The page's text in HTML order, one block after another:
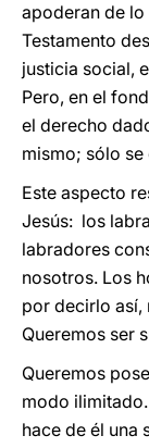
apoderan de lo
Testamento
justicia social,
Pero, en el
el derecho
mismo; sólo
Este aspecto
Jesús: los
labradores
nosotros. Los
por decirlo así,
Queremos ser
Queremos
modo
hace de él una